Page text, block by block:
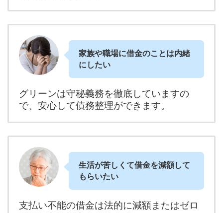
家族や職場に借金のことは内緒
にしたい
グリーンは守秘義務を徹底していますの
で、安心して債務整理ができます。
生活が苦しくて借金を減額して
もらいたい
支払い不能の借金は法的に減額またはゼロ